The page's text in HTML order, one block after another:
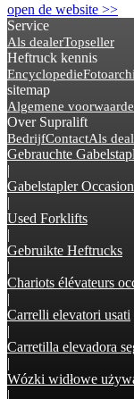
open de website >>
Service
Als dealerTopseller
Heftruck kennis
Encyclopedie
sitemap
Algemene
Over Supralift
BedrijfContactAls
Gebrauchte
|
Gabelstapler Occasion
|
Used Forklifts
|
Gebruikte Heftrucks
|
Chariots élévateurs
|
Carrelli elevatori usati
|
Carretilla elevadora
|
Wózki widłowe
|